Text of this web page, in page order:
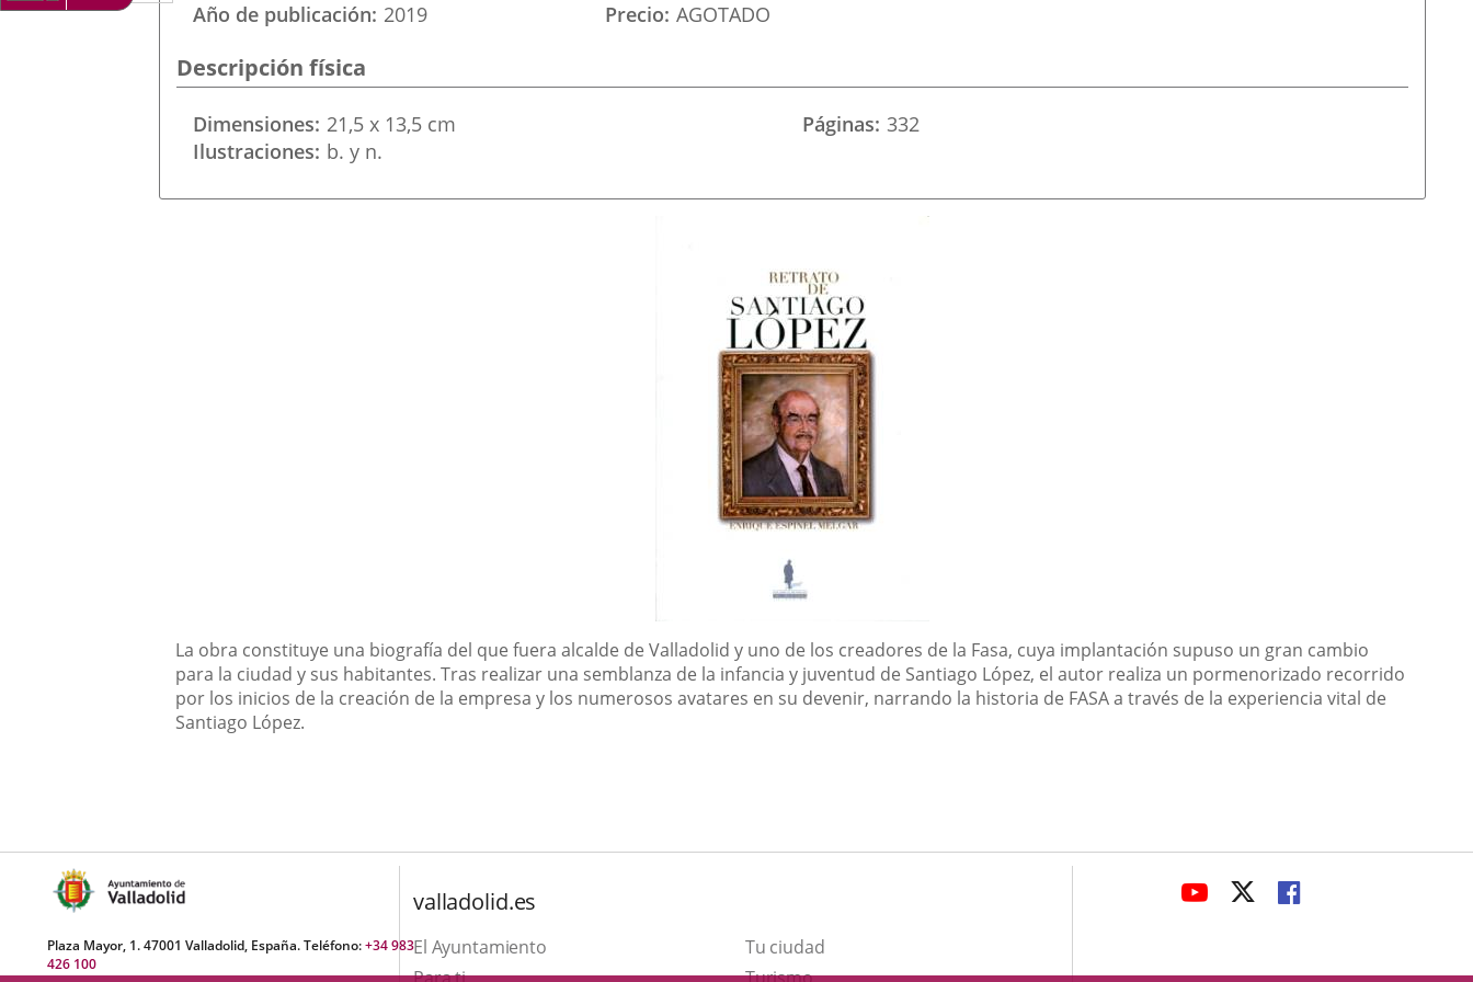
aplicaciónaplicación
externa.
aplicación
externa.
Año de publicación 2019
Precio AGOTADO
Descripción física
Dimensiones 21,5 x 13,5 cm
Ilustraciones b. y n.
Páginas 332
Descripción
La obra constituye una biografía del que fuera alcalde de Valladolid y uno de los creadores de la Fasa, cuya implantación supuso un gran cambio
para la ciudad y sus habitantes. Tras realizar una semblanza de la infancia y juventud de Santiago López, el autor realiza un pormenorizado recorrido
por los inicios de la creación de la empresa y los numerosos avatares en su devenir, narrando la historia de FASA a través de la experiencia vital de
Santiago López.
Plaza Mayor, 1. 47001 Valladolid, España. Teléfono:+34 983
426 100
valladolid.es
El Ayuntamiento
Tu ciudad
Este
ENLACE
APLICACIÓN
ENLACE
APLICACIÓN
ENLACE
APLICACIÓN